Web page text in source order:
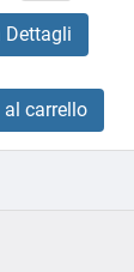
Dettagli
carrello